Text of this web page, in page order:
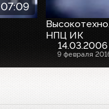
07:09
НПЦ ИК
14.03.2006
9 февраля